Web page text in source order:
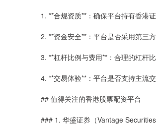
1. **合规资质**：确保平台持有香港
2. **资金安全**：平台是否采用第三
3. **杠杆比例与费用**：合理的杠杆
4. **交易体验**：平台是否支持主流
## 值得关注的香港股票配资平台
### 1. 华盛证券（Vantage Securities